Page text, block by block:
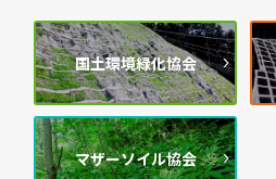
国土環境緑化協会
マザーソイル協会